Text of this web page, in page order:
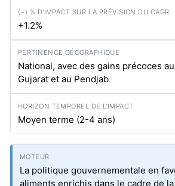
+1.2%
National, avec des gains précoces
Gujarat et au Pendjab
Moyen terme (2-4 ans)
La politique gouvernementale en
aliments enrichis dans le cadre de